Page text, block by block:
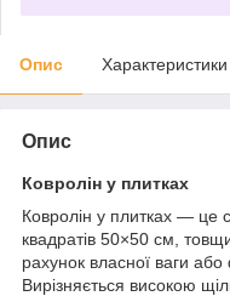
Опис Характеристики
Опис
Ковролін у плитках
Ковролін у плитках — це
квадратів 50×50 см,
рахунок власної ваги
Вирізняється високою